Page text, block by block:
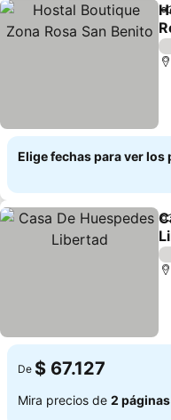
Elige fechas para ver los
De $ 67.127
Mira precios de 2 páginas